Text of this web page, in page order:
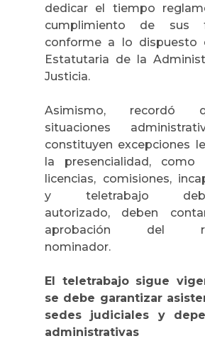
dedicar el tiempo
cumplimiento de sus
conforme a lo dispuesto
Estatutaria de la
Justicia.
Asimismo, recordó
situaciones
constituyen excepciones
la presencialidad, como
licencias, comisiones,
y teletrabajo
autorizado, deben
aprobación del
nominador.
El teletrabajo sigue
se debe garantizar
sedes judiciales y
administrativas